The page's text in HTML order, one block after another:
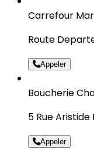
Carrefour
Route
Appeler
Boucherie
5 Rue
Appeler